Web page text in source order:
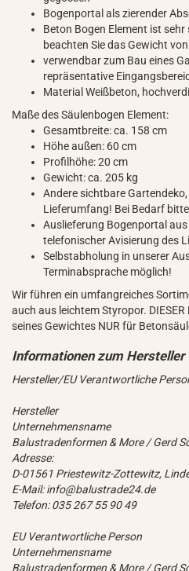
Bogenportal als zierender
Beton Bogen Element ist
beachten Sie das Gewicht
verwendbar zum Bau eines
repräsentative
Material Weißbeton,
Maße des Säulenbogen Element:
Gesamtbreite: ca. 158 cm
Höhe außen: 60 cm
Profilhöhe: 20 cm
Gewicht: ca. 205 kg
Andere sichtbare
Lieferumfang! Bei Bedarf
Auslieferung Bogenportal
telefonischer Avisierung des
Selbstabholung in unserer
Terminabsprache möglich!
Wir führen ein umfangreiches
auch aus leichtem Styropor.
seines Gewichtes NUR für
Hersteller/EU Verantwortliche
Hersteller
Unternehmensname
Balustradenformen & More / Gerd
Adresse:
D-01561 Priestewitz-Zottewitz,
E-Mail: info@balustrade24.de
Telefon: 035 267 55 90 49
EU Verantwortliche Person
Unternehmensname
Balustradenformen & More / Gerd